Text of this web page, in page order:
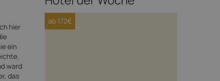
hier
ein
ward
das
ab 172€